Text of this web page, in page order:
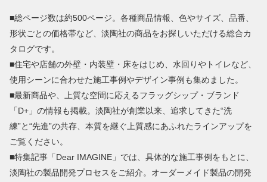
■総ページ数は約500ページ。各種商品情報、色やサイズ、品番、
形状ごとの価格帯など、淡陶社の商品をお探しいただける総合カ
タログです。
■住宅や店舗の外壁・内装壁・床をはじめ、水回りやトイレなど、
使用シーンに合わせた施工事例やデザイン事例も集めました。
■最新商品や、上質な空間に応えるフラッグシップ・ブランド
「D+」の情報も掲載。淡陶社が創業以来、追求してきた“洗
練”と“先進”の共存、本質を継ぐ上質感にあふれたラインアップを
ご覧ください。
■特集記事「Dear IMAGINE」では、具体的な施工事例をもとに、
淡陶社の製品開発プロセスをご紹介。オーダーメイド製品の開発